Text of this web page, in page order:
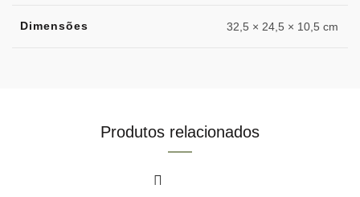
Dimensões 32,5 × 24,5 × 10,5 cm
Produtos relacionados